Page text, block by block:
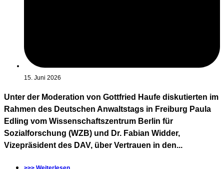
15. Juni 2026
Unter der Moderation von Gottfried Haufe diskutierten im
Rahmen des Deutschen Anwaltstags in Freiburg Paula
Edling vom Wissenschaftszentrum Berlin für
Sozialforschung (WZB) und Dr. Fabian Widder,
Vizepräsident des DAV, über Vertrauen in den...